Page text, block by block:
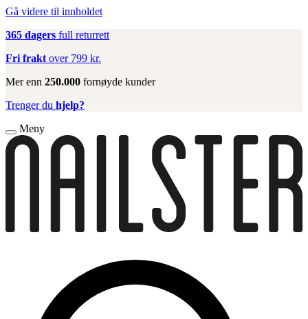
Gå videre til innholdet
365 dagers full returrett
Fri frakt over 799 kr.
Mer enn 250.000 fornøyde kunder
Trenger du hjelp?
Meny